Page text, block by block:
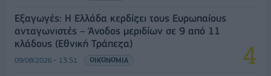
Εξαγωγές: Η Ελλάδα κερδίζει τους Ευρωπαίους
ανταγωνιστές – Άνοδος μεριδίων σε 9 από 11
κλάδους (Εθνική Τράπεζα)
09/08/2026 - 13:51 ΟΙΚΟΝΟΜΙΑ